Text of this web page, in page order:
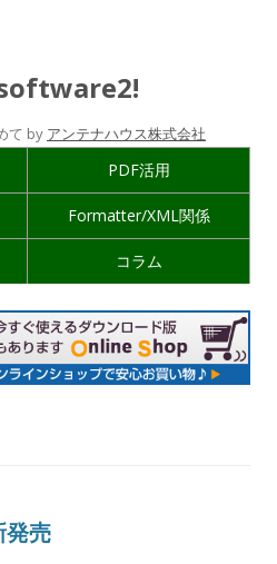
て by アンテナハウス株式会社
PDF活用
Formatter/XML関係
コラム
発売